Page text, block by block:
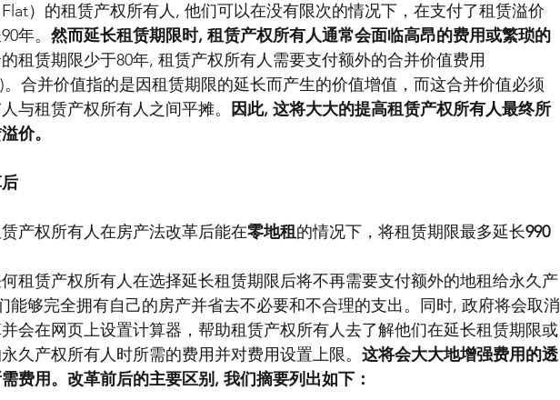
）的租赁产权所有人, 他们可以在没有限次的情况下，在支付了租赁溢价
年。 然而延长租赁期限时, 租赁产权所有人通常会面临高昂的费用或繁琐的
租赁期限少于80年, 租赁产权所有人需要支付额外的合并价值费用
。合并价值指的是因租赁期限的延长而产生的价值增值，而这合并价值必须
与租赁产权所有人之间平摊。
因此, 这将大大的提高租赁产权所有人最终所
价。
产权所有人在房产法改革后能在零地租的情况下，将租赁期限最多延长990
租赁产权所有人在选择延长租赁期限后将不再需要支付额外的地租给永久产
能够完全拥有自己的房产并省去不必要和不合理的支出。同时, 政府将会取消
会在网页上设置计算器，帮助租赁产权所有人去了解他们在延长租赁期限或
久产权所有人时所需的费用并对费用设置上限。 这将会大大地增强费用的透
费用。改革前后的主要区别, 我们摘要列出如下：